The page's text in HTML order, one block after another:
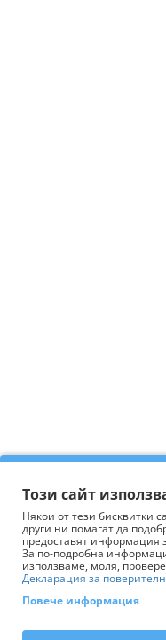
Този сайт
Някои от тези бисквитки
други ни помагат да
предоставят информация
За по-подробна
използваме, моля,
Декларация за
Повече информация